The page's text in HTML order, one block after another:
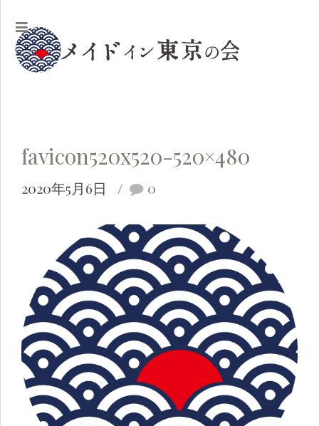
favicon520x520-520×480
2020年5月6日 0